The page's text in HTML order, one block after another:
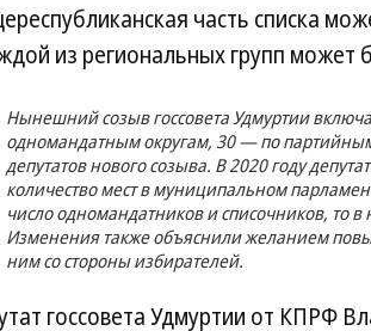
часть списка
из региональных групп может
Нынешний созыв госсовета Удмуртии
одномандатным округам, 30 — по партийным
депутатов нового созыва. В 2020 году
количество мест в муниципальном
число одномандатников и списочников, то в
Изменения также объяснили желанием
ним со стороны избирателей.
госсовета Удмуртии от КПРФ